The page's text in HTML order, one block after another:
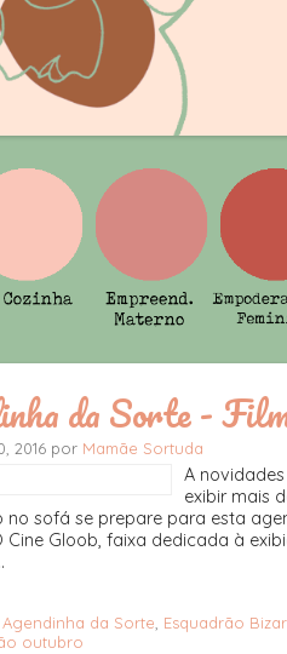
da Sorte -
2016 por Mamãe Sortuda
A
exibir mais
no sofá se prepare para esta
Cine Gloob, faixa dedicada à
Agendinha da Sorte, Esquadrão
outubro